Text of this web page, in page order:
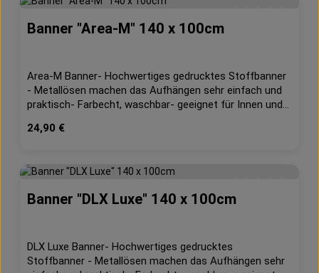
Banner "Area-M" 140 x 100cm
Area-M Banner- Hochwertiges gedrucktes Stoffbanner
- Metallösen machen das Aufhängen sehr einfach und
praktisch- Farbecht, waschbar- geeignet für Innen und
(DIN 4102, Teil 1)Maße: ca. 140cm x 100cm
Regulärer Preis:
24,90 €
Durchschnittliche
Banner "DLX Luxe" 140 x 100cm
DLX Luxe Banner- Hochwertiges gedrucktes
Stoffbanner - Metallösen machen das Aufhängen sehr